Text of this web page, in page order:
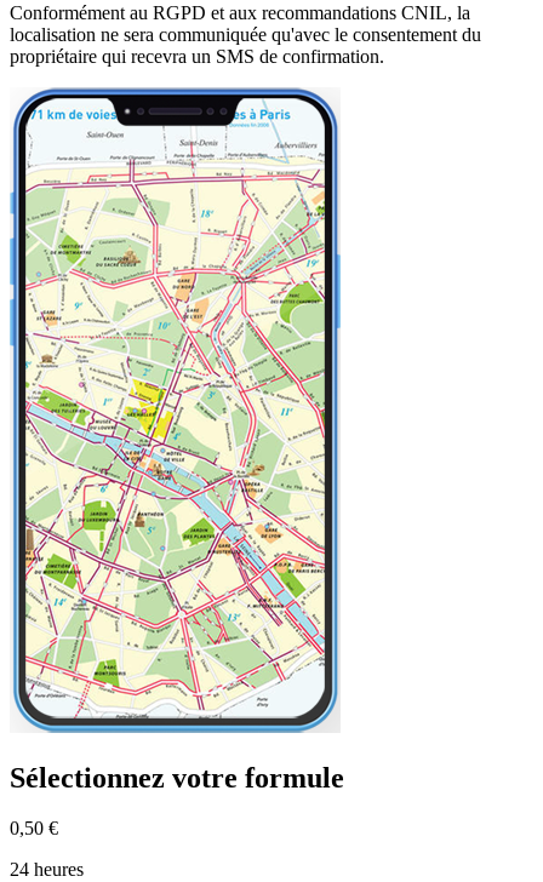
Conformément au RGPD et aux recommandations CNIL, la
localisation ne sera communiquée qu'avec le consentement du
propriétaire qui recevra un SMS de confirmation.
Sélectionnez votre formule
0,50 €
24 heures